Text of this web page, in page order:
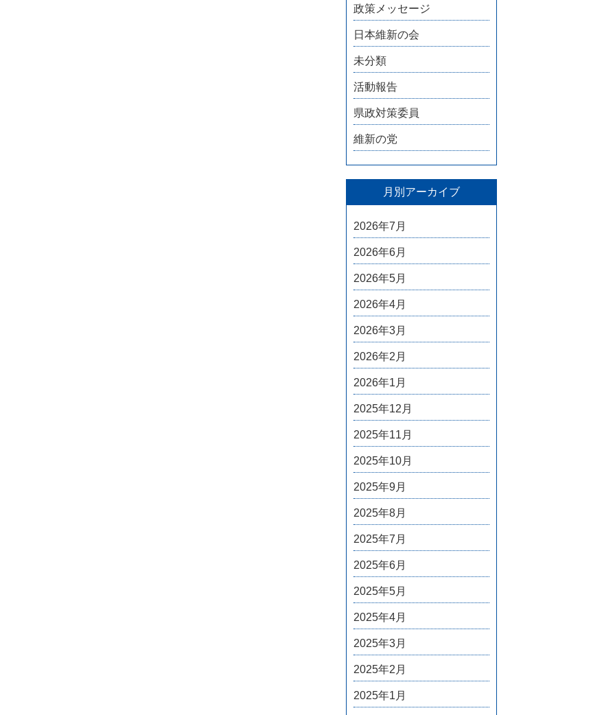
政策メッセージ
日本維新の会
未分類
活動報告
県政対策委員
維新の党
月別アーカイブ
2026年7月
2026年6月
2026年5月
2026年4月
2026年3月
2026年2月
2026年1月
2025年12月
2025年11月
2025年10月
2025年9月
2025年8月
2025年7月
2025年6月
2025年5月
2025年4月
2025年3月
2025年2月
2025年1月